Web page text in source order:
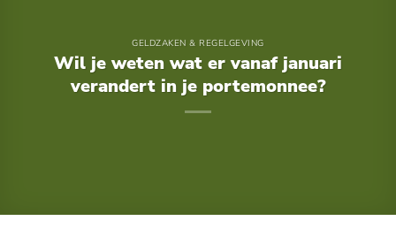
GELDZAKEN & REGELGEVING
Wil je weten wat er vanaf januari
verandert in je portemonnee?